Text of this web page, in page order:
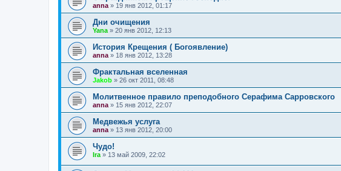
anna » 19 янв 2012, 01:17
Дни очищения
Yana » 20 янв 2012, 12:13
История Крещения ( Богоявление)
anna » 18 янв 2012, 13:28
Фрактальная вселенная
Jakob » 26 окт 2011, 08:48
Молитвенное правило преподобного Серафима Сарровского
anna » 15 янв 2012, 22:07
Медвежья услуга
anna » 13 янв 2012, 20:00
Чудо!
Ira » 13 май 2009, 22:02